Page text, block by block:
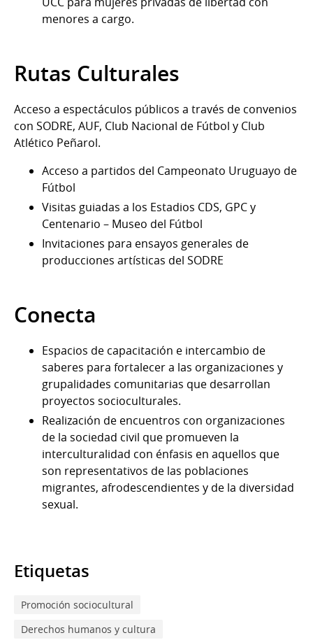
menores a cargo.
Rutas Culturales
Acceso a espectáculos públicos a través de convenios
con SODRE, AUF, Club Nacional de Fútbol y Club
Atlético Peñarol.
Acceso a partidos del Campeonato Uruguayo de
Fútbol
Visitas guiadas a los Estadios CDS, GPC y
Centenario – Museo del Fútbol
Invitaciones para ensayos generales de
producciones artísticas del SODRE
Conecta
Espacios de capacitación e intercambio de
saberes para fortalecer a las organizaciones y
grupalidades comunitarias que desarrollan
proyectos socioculturales.
Realización de encuentros con organizaciones
de la sociedad civil que promueven la
interculturalidad con énfasis en aquellos que
son representativos de las poblaciones
migrantes, afrodescendientes y de la diversidad
sexual.
Etiquetas
Promoción sociocultural
Derechos humanos y cultura